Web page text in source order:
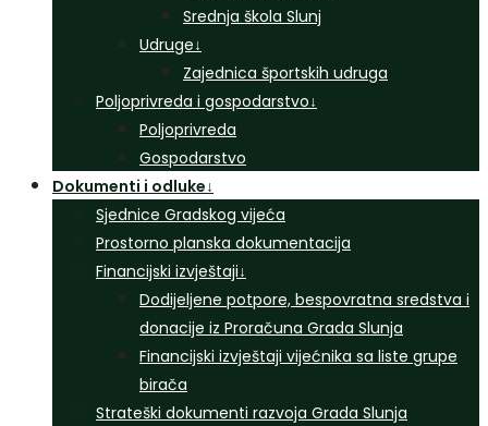
Srednja škola Slunj
Udruge↓
Zajednica športskih udruga
Poljoprivreda i gospodarstvo↓
Poljoprivreda
Gospodarstvo
Dokumenti i odluke↓
Sjednice Gradskog vijeća
Prostorno planska dokumentacija
Financijski izvještaji↓
Dodijeljene potpore, bespovratna sredstva i
donacije iz Proračuna Grada Slunja
Financijski izvještaji vijećnika sa liste grupe
birača
Strateški dokumenti razvoja Grada Slunja